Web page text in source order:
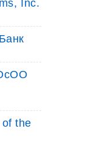
Inc.
the